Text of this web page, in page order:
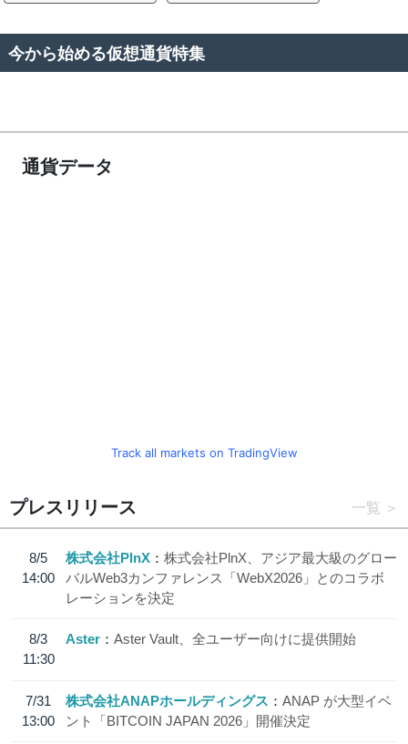
今から始める仮想通貨特集
通貨データ
Track all markets on TradingView
プレスリリース 一覧
8/5
14:00
株式会社PlnX
株式会社PlnX、アジア最大級のグロー
バルWeb3カンファレンス「WebX2026」とのコラボ
レーションを決定
8/3
11:30
Aster Aster Vault、全ユーザー向けに提供開始
7/31
13:00
株式会社ANAPホールディングス
ANAP が大型イベ
ント「BITCOIN JAPAN 2026」開催決定